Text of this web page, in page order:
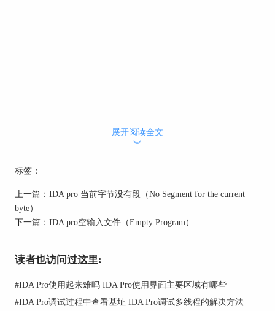
展开阅读全文
︾
标签：
上一篇： IDA pro 当前字节没有段（No Segment for the current
byte）
下一篇： IDA pro空输入文件（Empty Program）
读者也访问过这里:
#IDA Pro使用起来难吗 IDA Pro使用界面主要区域有哪些
#IDA Pro调试过程中查看基址 IDA Pro调试多线程的解决方法